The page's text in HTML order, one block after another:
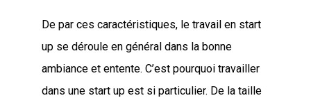
De par ces caractéristiques, le travail en start
up se déroule en général dans la bonne
ambiance et entente. C’est pourquoi travailler
dans une start up est si particulier. De la taille